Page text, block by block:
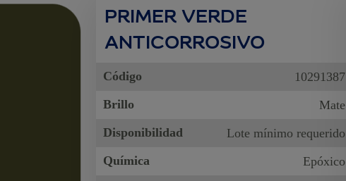
PRIMER VERDE
ANTICORROSIVO
Código
10291387
Brillo
Mate
Disponibilidad
Lote mínimo requerido
Química
Epóxico